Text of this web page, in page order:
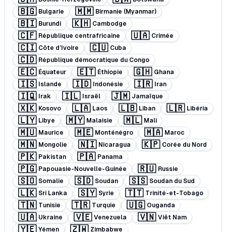
🇧🇬 Bulgarie 🇲🇲 Birmanie (Myanmar)
🇧🇮 Burundi 🇰🇭 Cambodge
🇨🇫 République centrafricaine 🇺🇦 Crimée
🇨🇮 Côte d’Ivoire 🇨🇺 Cuba
🇨🇩 République démocratique du Congo
🇪🇨 Équateur 🇪🇹 Éthiopie 🇬🇭 Ghana
🇮🇸 Islande 🇮🇩 Indonésie 🇮🇷 Iran
🇮🇶 Irak 🇮🇱 Israël 🇯🇲 Jamaïque
🇽🇰 Kosovo 🇱🇦 Laos 🇱🇧 Liban 🇱🇷 Libéria
🇱🇾 Libye 🇲🇾 Malaisie 🇲🇱 Mali
🇲🇺 Maurice 🇲🇪 Monténégro 🇲🇦 Maroc
🇲🇳 Mongolie 🇳🇮 Nicaragua 🇰🇵 Corée du Nord
🇵🇰 Pakistan 🇵🇦 Panama
🇵🇬 Papouasie-Nouvelle-Guinée 🇷🇺 Russie
🇸🇴 Somalie 🇸🇩 Soudan 🇸🇸 Soudan du Sud
🇱🇰 Sri Lanka 🇸🇾 Syrie 🇹🇹 Trinité-et-Tobago
🇹🇳 Tunisie 🇹🇷 Turquie 🇺🇬 Ouganda
🇺🇦 Ukraine 🇻🇪 Venezuela 🇻🇳 Viêt Nam
🇾🇪 Yémen 🇿🇼 Zimbabwe